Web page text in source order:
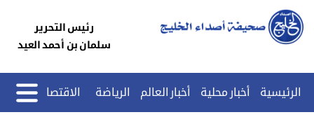
رئيس التحرير
سلمان بن أحمد العيد
الرئيسية أخبار محلية أخبار العالم الرياضة الاقتصاد